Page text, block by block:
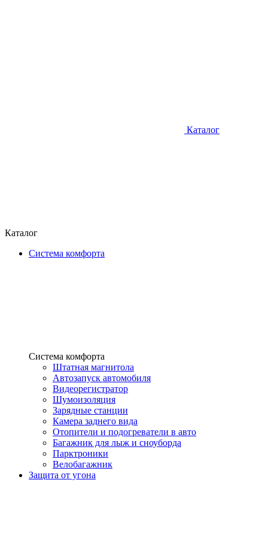
Каталог
Каталог
Система комфорта
Система комфорта
Штатная магнитола
Автозапуск автомобиля
Видеорегистратор
Шумоизоляция
Зарядные станции
Камера заднего вида
Отопители и подогреватели в авто
Багажник для лыж и сноуборда
Парктроники
Велобагажник
Защита от угона